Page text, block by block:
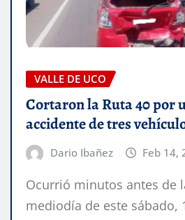
VALLE DE UCO
Cortaron la Ruta 40 por
accidente de tres
Dario Ibañez Feb 14,
Ocurrió minutos antes de
mediodía de este sábado,